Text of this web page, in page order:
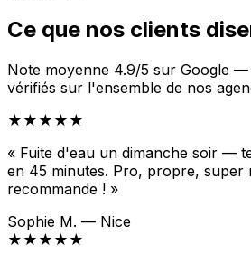
Ce que nos clients
Note moyenne 4.9/5 sur Google —
vérifiés sur l'ensemble de nos
★★★★★
« Fuite d'eau un dimanche soir —
en 45 minutes. Pro, propre, super
recommande ! »
Sophie M. — Nice
★★★★★